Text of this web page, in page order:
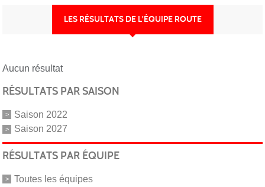
LES RÉSULTATS DE L'ÉQUIPE ROUTE
Aucun résultat
RÉSULTATS PAR SAISON
Saison 2022
Saison 2027
RÉSULTATS PAR ÉQUIPE
Toutes les équipes